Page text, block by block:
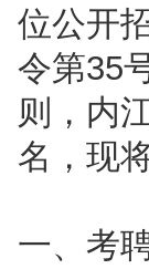
位公开
令第35
则，内
名，现
一、考